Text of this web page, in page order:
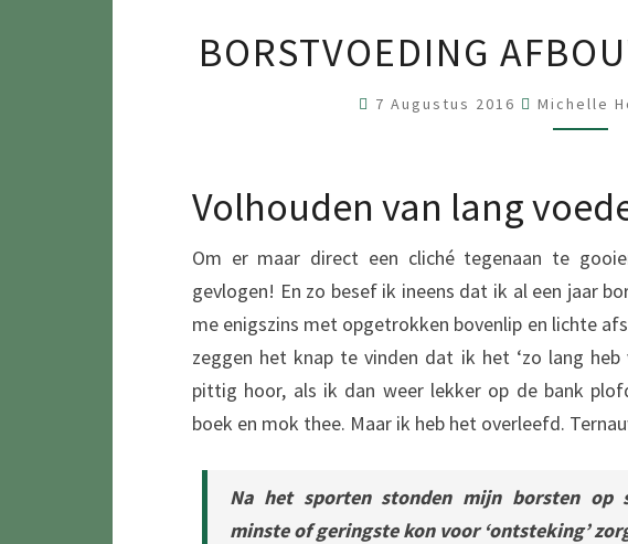
O
S
O
E
D
I
N
G
A
O
BORSTVOEDING
7 Augustus 2016 Michelle
Volhouden van lang
Om er maar direct een cliché tegenaan te
gevlogen! En zo besef ik ineens dat ik al een jaar
me enigszins met opgetrokken bovenlip en lichte
zeggen het knap te vinden dat ik het ‘zo lang
pittig hoor, als ik dan weer lekker op de bank
boek en mok thee. Maar ik heb het overleefd.
Na het sporten stonden mijn borsten op
minste of geringste kon voor ‘ontsteking’